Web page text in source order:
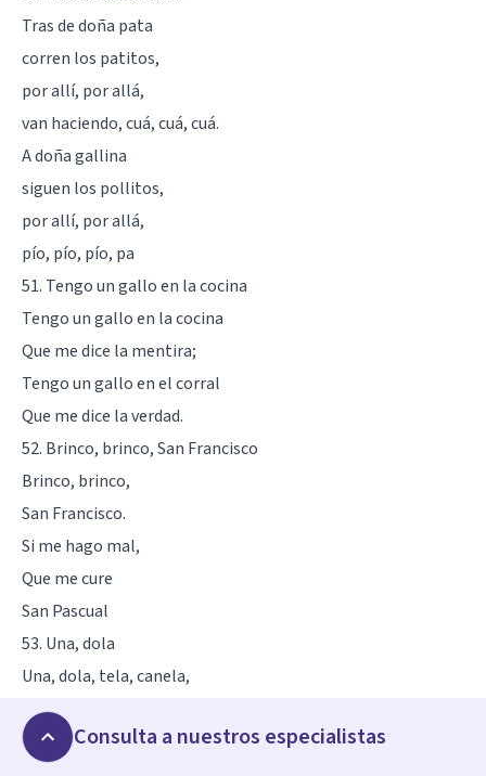
Tras de doña pata
corren los patitos,
por allí, por allá,
van haciendo, cuá, cuá, cuá.
A doña gallina
siguen los pollitos,
por allí, por allá,
pío, pío, pío, pa
51. Tengo un gallo en la cocina
Tengo un gallo en la cocina
Que me dice la mentira;
Tengo un gallo en el corral
Que me dice la verdad.
52. Brinco, brinco, San Francisco
Brinco, brinco,
San Francisco.
Si me hago mal,
Que me cure
San Pascual
53. Una, dola
Una, dola, tela, canela,
Cabo de vela,
Sumaqui, melón.
Consulta a nuestros especialistas